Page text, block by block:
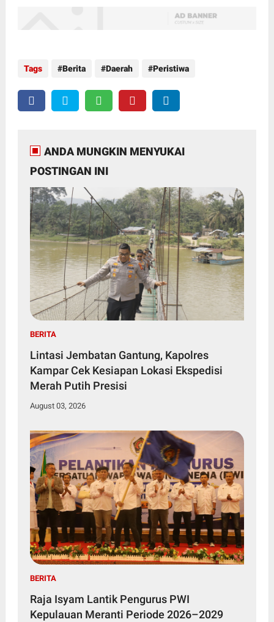
Tags Berita Daerah Peristiwa
ANDA MUNGKIN MENYUKAI
POSTINGAN INI
BERITA
Lintasi Jembatan Gantung, Kapolres
Kampar Cek Kesiapan Lokasi Ekspedisi
Merah Putih Presisi
August 03, 2026
BERITA
Raja Isyam Lantik Pengurus PWI
Kepulauan Meranti Periode 2026–2029